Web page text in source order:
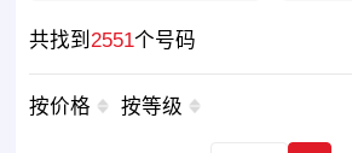
共找到 2551个号码
按价格 按等级